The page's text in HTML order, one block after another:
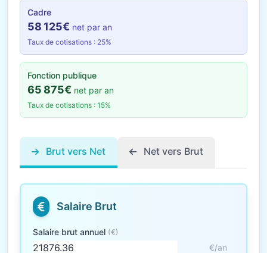
Cadre
58 125€ net par an
Taux de cotisations : 25%
Fonction publique
65 875€ net par an
Taux de cotisations : 15%
Brut vers Net Net vers Brut
Salaire Brut
Salaire brut annuel (€)
€/an